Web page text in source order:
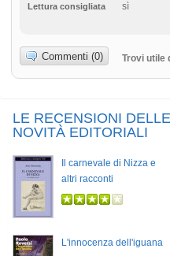
Lettura consigliata
sì
Commenti (0) Trovi utile
LE RECENSIONI
NOVITÀ EDITORIALI
Il carnevale di Nizza e
altri racconti
L'innocenza dell'iguana